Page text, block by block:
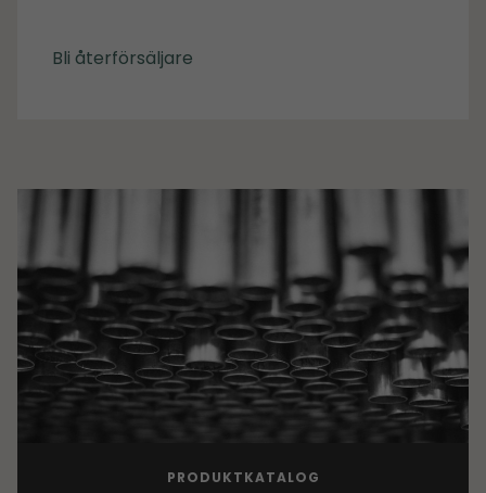
Bli återförsäljare
PRODUKTKATALOG